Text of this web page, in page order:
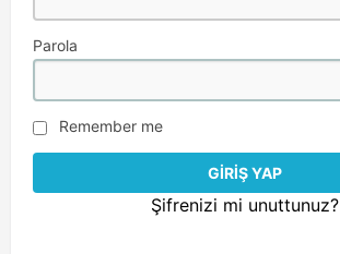
Parola
Remember me
Şifrenizi mi unuttunuz?